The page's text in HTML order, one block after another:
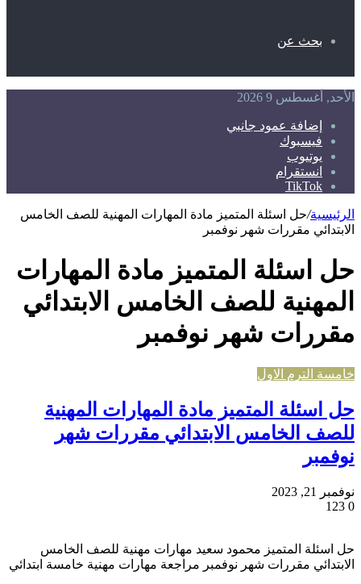
بحث عن
الأحد, أغسطس 9 2026
إضافة عمود جانبي
فيسبوك
يوتيوب
انستقرام
TikTok
الرئيسية/حل اسئلة المتميز مادة المهارات المهنية للصف الخامس
الابتدائي مقررات شهر نوفمبر
حل اسئلة المتميز مادة المهارات
المهنية للصف الخامس الابتدائي
مقررات شهر نوفمبر
خامسة الترم الاول
حل اسئلة المتميز مادة المهارات المهنية
للصف الخامس الابتدائي مقررات شهر
نوفمبر
نوفمبر 21, 2023
0
حل اسئلة المتميز محمود سعيد مهارات مهنية للصف الخامس
الابتدائي مقررات شهر نوفمبر مراجعة مهارات مهنية خامسة ابتدائي